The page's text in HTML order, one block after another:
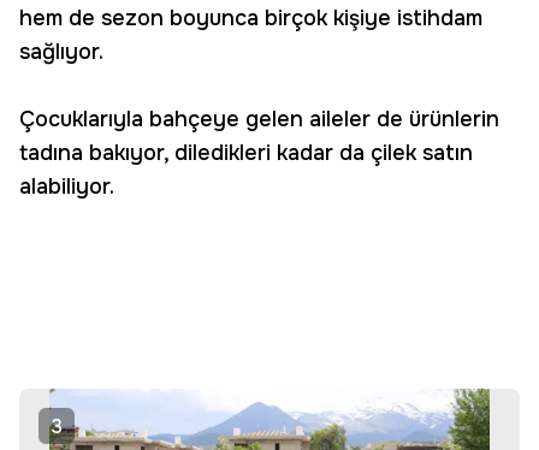
hem de sezon boyunca birçok kişiye istihdam
sağlıyor.
Çocuklarıyla bahçeye gelen aileler de ürünlerin
tadına bakıyor, diledikleri kadar da çilek satın
alabiliyor.
3